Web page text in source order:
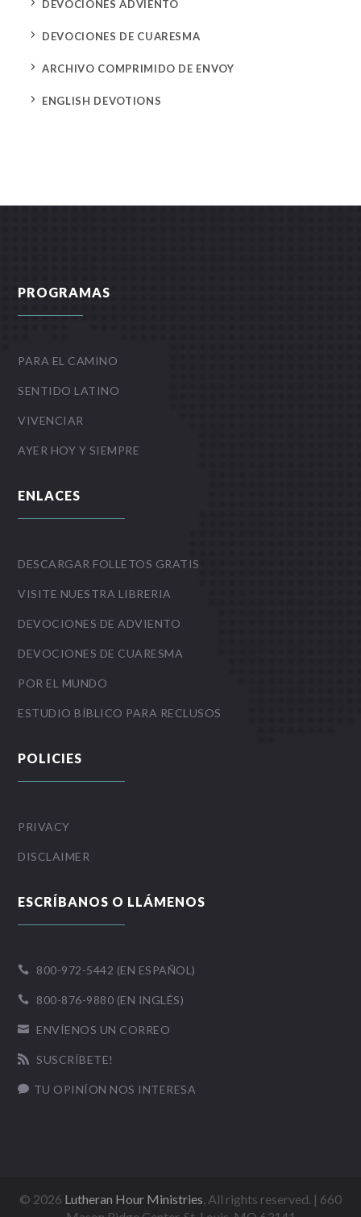
DEVOCIONES ADVIENTO
5 DEVOCIONES DE CUARESMA
5 ARCHIVO COMPRIMIDO DE ENVOY
5 ENGLISH DEVOTIONS
PROGRAMAS
PARA EL CAMINO
SENTIDO LATINO
VIVENCIAR
AYER HOY Y SIEMPRE
ENLACES
DESCARGAR FOLLETOS GRATIS
VISITE NUESTRA LIBRERIA
DEVOCIONES DE ADVIENTO
DEVOCIONES DE CUARESMA
POR EL MUNDO
ESTUDIO BÍBLICO PARA RECLUSOS
POLICIES
PRIVACY
DISCLAIMER
ESCRÍBANOS O LLÁMENOS
 800-972-5442 (EN ESPAÑOL)
 800-876-9880 (EN INGLÉS)
 ENVÍENOS UN CORREO
 SUSCRÍBETE!
 TU OPINÍON NOS INTERESA
© 2026 Lutheran Hour Ministries, All rights reserved. | 660